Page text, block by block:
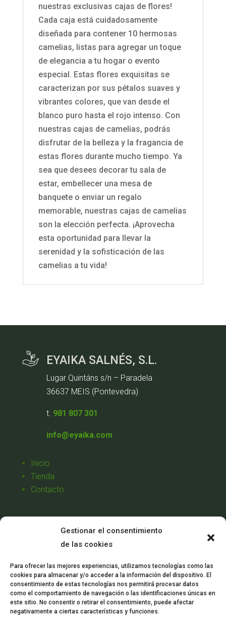
Gestionar el consentimiento
de las cookies
Para ofrecer las mejores experiencias, utilizamos tecnologías como las
cookies para almacenar y/o acceder a la información del dispositivo. El
consentimiento de estas tecnologías nos permitirá procesar datos
como el comportamiento de navegación o las identificaciones únicas en
este sitio. No consentir o retirar el consentimiento, puede afectar
negativamente a ciertas características y funciones.
nuestras exclusivas cajas de flores!
Cada caja está cuidadosamente
diseñada para contener 10 hermosas
camelias, listas para agregar un toque
de elegancia a tu hogar o evento
especial. Estas flores exquisitas se
caracterizan por sus pétalos suaves y
vibrantes colores, que van desde el
blanco puro hasta el rojo intenso. Con
nuestras cajas de camelias, podrás
disfrutar de la belleza y la fragancia de
estas flores durante mucho tiempo. Ya
sea que desees decorar tu sala de
estar, embellecer una mesa de
banquete o enviar un regalo
memorable, nuestras cajas de camelias
son la elección perfecta. ¡Aprovecha
esta oportunidad para llevar la
serenidad y la sofisticación de las
camelias a tu vida!
EYAIKA SALNÉS, S.L.
Lugar Quintáns s/n – Paradela
36637 MEIS (Pontevedra)
t. 981 807 301
info@eyaika.com
Inicio
Tienda
Contacto
Aviso Legal
Condiciones de Venta
Mi Cuenta